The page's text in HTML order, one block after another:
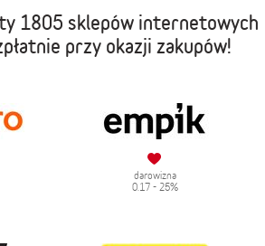
1805 sklepów internetowych
przy okazji zakupów!
darowizna
0.17 - 25%